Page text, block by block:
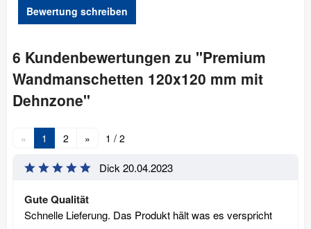
Bewertung schreiben
6 Kundenbewertungen zu "Premium
Wandmanschetten 120x120 mm mit
Dehnzone"
« 1 2 » 1 / 2
Dick20.04.2023
Gute Qualität
Schnelle Lieferung. Das Produkt hält was es verspricht